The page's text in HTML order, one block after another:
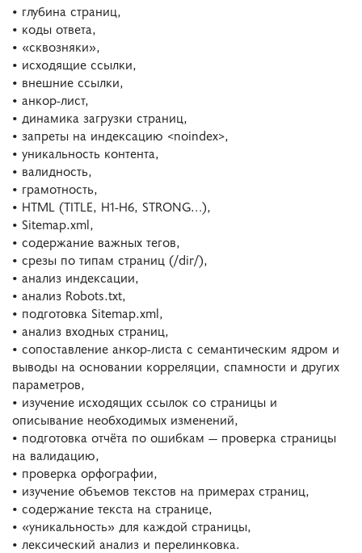
• глубина страниц,
• коды ответа,
• «сквозняки»,
• исходящие ссылки,
• внешние ссылки,
• анкор-лист,
• динамика загрузки страниц,
• запреты на индексацию <noindex>,
• уникальность контента,
• валидность,
• грамотность,
• HTML (TITLE, H1-H6, STRONG…),
• Sitemap.xml,
• содержание важных тегов,
• срезы по типам страниц (/dir/),
• анализ индексации,
• анализ Robots.txt,
• подготовка Sitemap.xml,
• анализ входных страниц,
• сопоставление анкор-листа с семантическим ядром и
выводы на основании корреляции, спамности и других
параметров,
• изучение исходящих ссылок со страницы и
описывание необходимых изменений,
• подготовка отчёта по ошибкам ― проверка страницы
на валидацию,
• проверка орфографии,
• изучение объемов текстов на примерах страниц,
• содержание текста на странице,
• «уникальность» для каждой страницы,
• лексический анализ и перелинковка.